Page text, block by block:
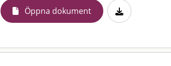
Öppna dokument